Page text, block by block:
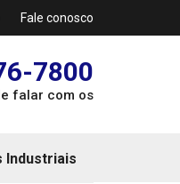
Fale conosco
7800
falar com os
Industriais